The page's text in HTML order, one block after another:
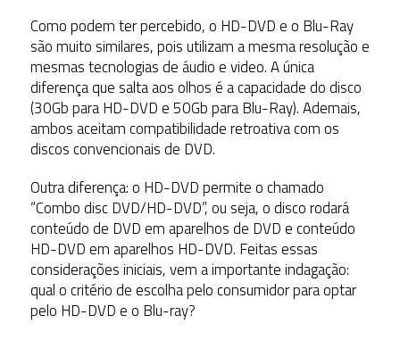
Como podem ter percebido, o HD-DVD e o Blu-Ray
são muito similares, pois utilizam a mesma resolução e
mesmas tecnologias de áudio e video. A única
diferença que salta aos olhos é a capacidade do disco
(30Gb para HD-DVD e 50Gb para Blu-Ray). Ademais,
ambos aceitam compatibilidade retroativa com os
discos convencionais de DVD.
Outra diferença: o HD-DVD permite o chamado
“Combo disc DVD/HD-DVD”, ou seja, o disco rodará
conteúdo de DVD em aparelhos de DVD e conteúdo
HD-DVD em aparelhos HD-DVD. Feitas essas
considerações iniciais, vem a importante indagação:
qual o critério de escolha pelo consumidor para optar
pelo HD-DVD e o Blu-ray?